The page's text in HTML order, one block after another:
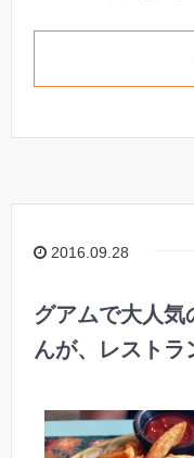
2016.09.28
グアムで大人気
んが、レストラ